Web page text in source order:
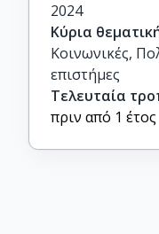
2024
Κύρια
Κοινωνικές,
επιστήμες
Τελευταία
πριν από 1 έτος